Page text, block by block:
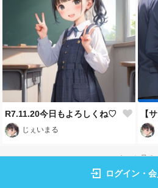
R7.11.20今日もよろしくね♡
じぇいまる
もっと見る
ログイン・